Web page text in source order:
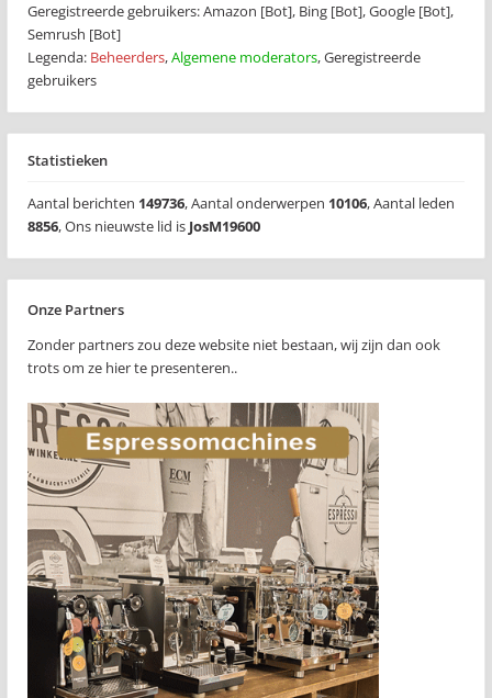
Geregistreerde gebruikers:Amazon [Bot], Bing [Bot],Google [Bot],
Semrush [Bot]
Legenda: Beheerders,Algemene moderators,Geregistreerde
gebruikers
Statistieken
Aantal berichten 149736,Aantal onderwerpen 10106,Aantal leden
8856,Ons nieuwste lid is JosM19600
Onze Partners
Zonder partners zou deze website niet bestaan, wij zijn dan ook
trots om ze hier te presenteren..